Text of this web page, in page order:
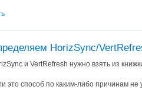
HorizSync/
и VertRefresh нужно взять из
это способ по каким-либо причинам